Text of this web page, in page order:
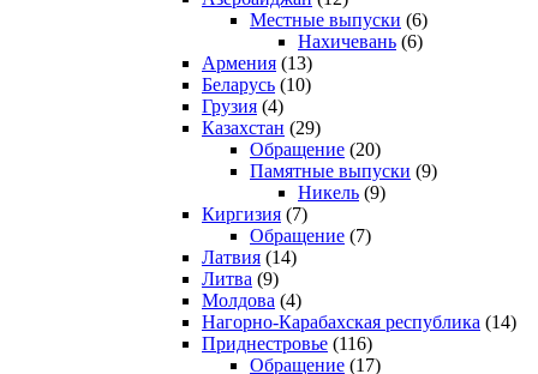
Местные выпуски (6)
Нахичевань (6)
Армения (13)
Беларусь (10)
Грузия (4)
Казахстан (29)
Обращение (20)
Памятные выпуски (9)
Никель (9)
Киргизия (7)
Обращение (7)
Латвия (14)
Литва (9)
Молдова (4)
Нагорно-Карабахская республика (14)
Приднестровье (116)
Обращение (17)